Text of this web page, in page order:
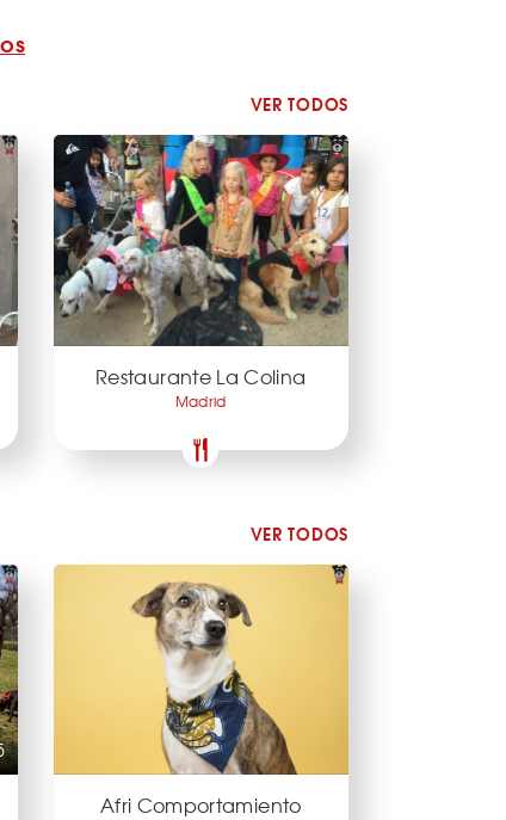
VER TODOS
Restaurante La Colina
Madrid
VER TODOS
Afri Comportamiento